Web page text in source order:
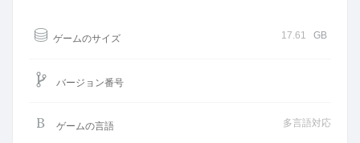
ゲームのサイズ 17.61 GB
バージョン番号
ゲームの言語 多言語対応